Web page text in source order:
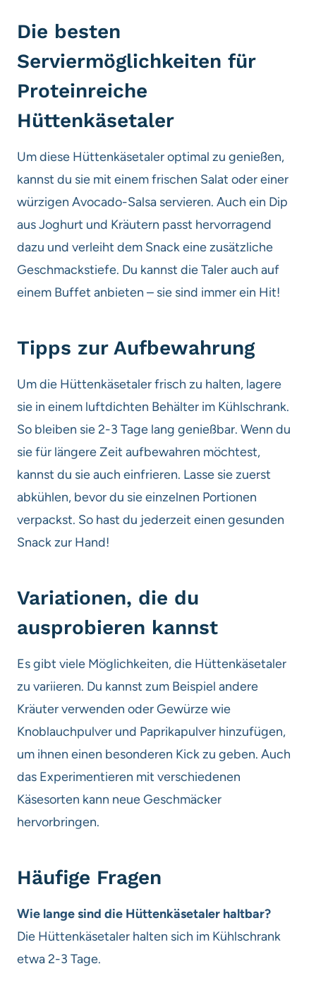
Die besten
Serviermöglichkeiten für
Proteinreiche
Hüttenkäsetaler
Um diese Hüttenkäsetaler optimal zu genießen,
kannst du sie mit einem frischen Salat oder einer
würzigen Avocado-Salsa servieren. Auch ein Dip
aus Joghurt und Kräutern passt hervorragend
dazu und verleiht dem Snack eine zusätzliche
Geschmackstiefe. Du kannst die Taler auch auf
einem Buffet anbieten – sie sind immer ein Hit!
Tipps zur Aufbewahrung
Um die Hüttenkäsetaler frisch zu halten, lagere
sie in einem luftdichten Behälter im Kühlschrank.
So bleiben sie 2-3 Tage lang genießbar. Wenn du
sie für längere Zeit aufbewahren möchtest,
kannst du sie auch einfrieren. Lasse sie zuerst
abkühlen, bevor du sie einzelnen Portionen
verpackst. So hast du jederzeit einen gesunden
Snack zur Hand!
Variationen, die du
ausprobieren kannst
Es gibt viele Möglichkeiten, die Hüttenkäsetaler
zu variieren. Du kannst zum Beispiel andere
Kräuter verwenden oder Gewürze wie
Knoblauchpulver und Paprikapulver hinzufügen,
um ihnen einen besonderen Kick zu geben. Auch
das Experimentieren mit verschiedenen
Käsesorten kann neue Geschmäcker
hervorbringen.
Häufige Fragen
Wie lange sind die Hüttenkäsetaler haltbar?
Die Hüttenkäsetaler halten sich im Kühlschrank
etwa 2-3 Tage.